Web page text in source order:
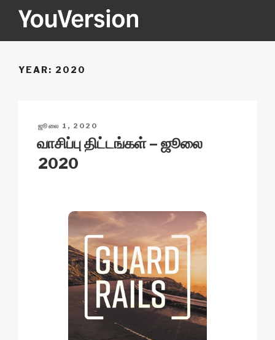
YOUVERSION
YEAR: 2020
POSTED
ஜூலை 1, 2020
வாசிப்பு திட்டங்கள் – ஜூலை
2020